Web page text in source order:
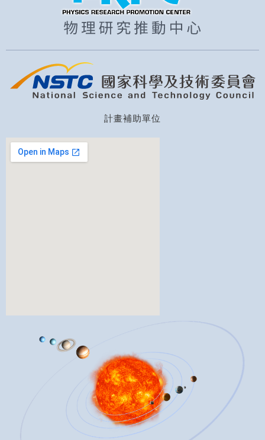
計畫補助單位